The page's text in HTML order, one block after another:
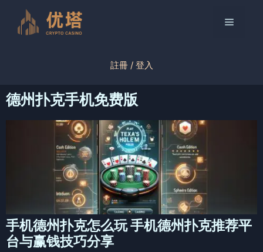
菜
註冊 / 登入
德州扑克手机免费版
手机德州扑克怎么玩 手机德州扑克推荐平
台与赢钱技巧分享